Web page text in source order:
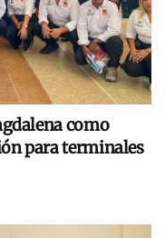
como
para terminales